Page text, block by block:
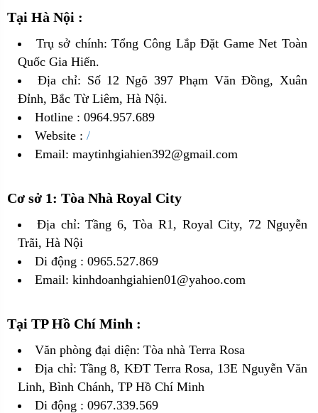
Tại Hà Nội :
Trụ sở chính: Tổng Công Lắp Đặt Game Net Toàn
Quốc Gia Hiến.
Địa chỉ: Số 12 Ngõ 397 Phạm Văn Đồng, Xuân
Đỉnh, Bắc Từ Liêm, Hà Nội.
Hotline : 0964.957.689
Website : /
Email: maytinhgiahien392@gmail.com
Cơ sở 1: Tòa Nhà Royal City
Địa chỉ: Tầng 6, Tòa R1, Royal City, 72 Nguyễn
Trãi, Hà Nội
Di động : 0965.527.869
Email: kinhdoanhgiahien01@yahoo.com
Tại TP Hồ Chí Minh :
Văn phòng đại diện: Tòa nhà Terra Rosa
Địa chỉ: Tầng 8, KĐT Terra Rosa, 13E Nguyễn Văn
Linh, Bình Chánh, TP Hồ Chí Minh
Di động : 0967.339.569